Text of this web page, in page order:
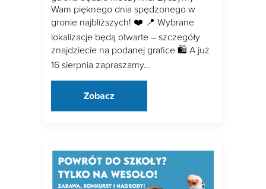
Wam pięknego dnia spędzonego w
gronie najbliższych! ❤️ 📍 Wybrane
lokalizacje będą otwarte – szczegóły
znajdziecie na podanej grafice 🛍 A już
16 sierpnia zapraszamy…
Zobacz